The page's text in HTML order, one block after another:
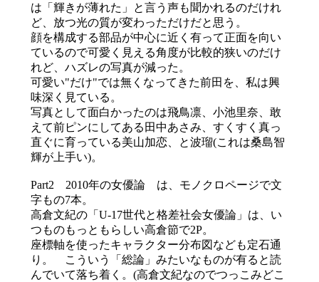
は「輝きが薄れた」と言う声も聞かれるのだけれ
ど、放つ光の質が変わっただけだと思う。
顔を構成する部品が中心に近く有って正面を向い
ているので可愛く見える角度が比較的狭いのだけ
れど、ハズレの写真が減った。
可愛い"だけ"では無くなってきた前田を、私は興
味深く見ている。
写真として面白かったのは飛鳥凛、小池里奈、敢
えて前ピンにしてある田中あさみ、すくすく真っ
直ぐに育っている美山加恋、と波瑠(これは桑島智
輝が上手い)。
Part2 2010年の女優論 は、モノクロページで文
字もの7本。
高倉文紀の「U-17世代と格差社会女優論」は、い
つものもっともらしい高倉節で2P。
座標軸を使ったキャラクター分布図なども定石通
り。 こういう「総論」みたいなものが有ると読
んでいて落ち着く。(高倉文紀なのでつっこみどこ